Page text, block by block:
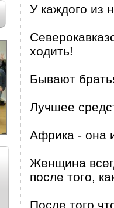
У каждого из
ходить!
Бывают
Лучшее
Африка - она
Женщина
после того,
После того